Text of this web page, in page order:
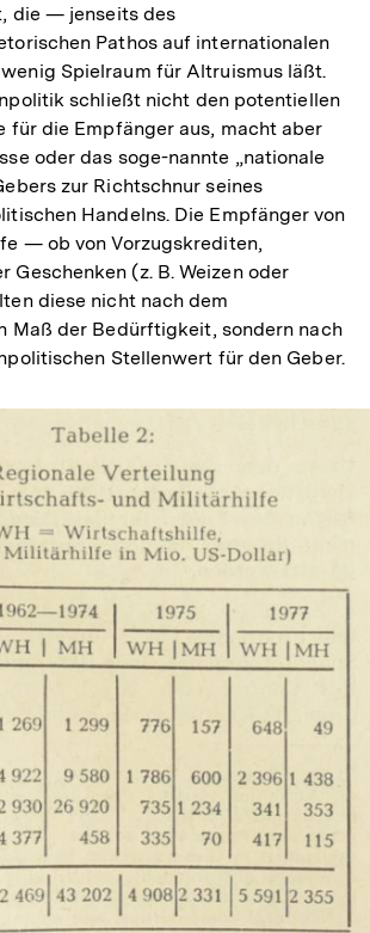
die — jenseits des
Pathos auf internationalen
Spielraum für Altruismus läßt.
schließt nicht den potentiellen
für die Empfänger aus, macht aber
oder das soge-nannte „nationale
zur Richtschnur seines
Handelns. Die Empfänger von
— ob von Vorzugskrediten,
Geschenken (z. B. Weizen oder
diese nicht nach dem
Maß der Bedürftigkeit, sondern nach
Stellenwert für den Geber.
In
öffnen